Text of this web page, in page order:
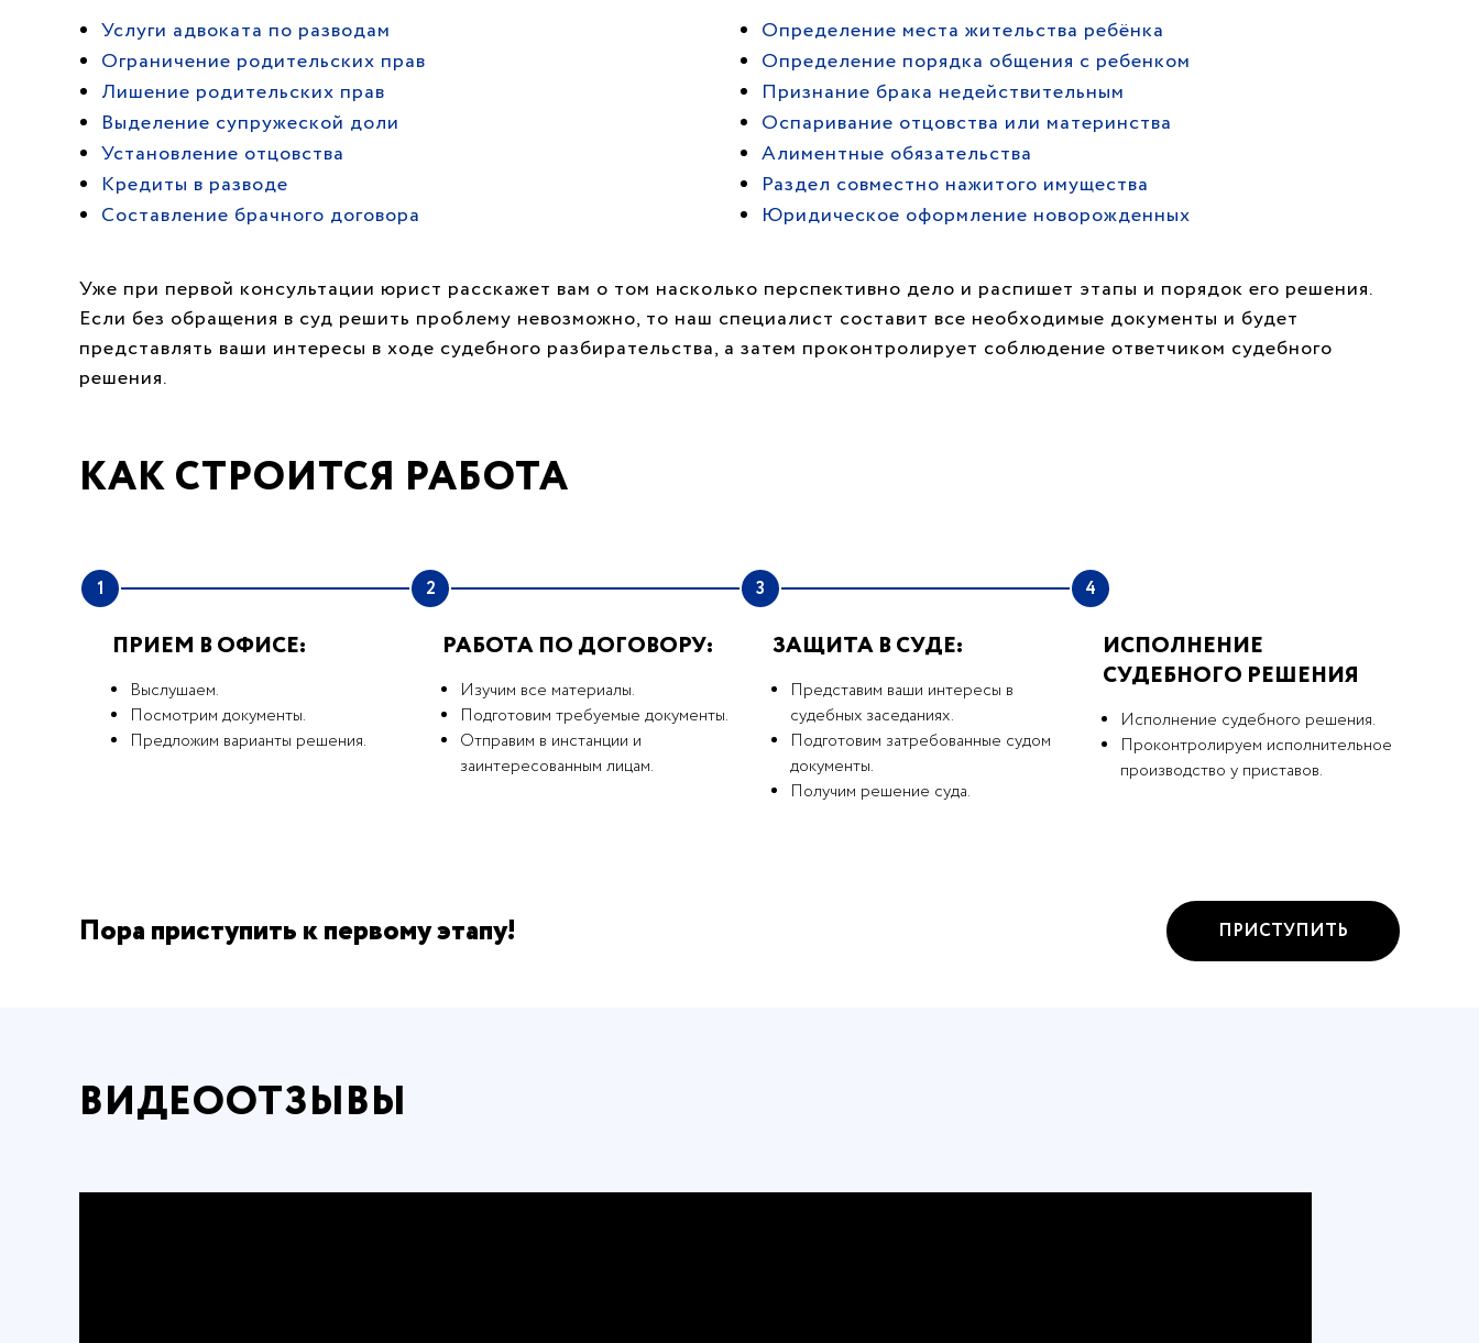
Услуги адвоката по разводам
Ограничение родительских прав
Лишение родительских прав
Выделение супружеской доли
Установление отцовства
Кредиты в разводе
Составление брачного договора
Определение места жительства ребёнка
Определение порядка общения с ребенком
Признание брака недействительным
Оспаривание отцовства или материнства
Алиментные обязательства
Раздел совместно нажитого имущества
Юридическое оформление новорожденных
Уже при первой консультации юрист расскажет вам о том насколько перспективно дело и распишет этапы и порядок его решения.
Если без обращения в суд решить проблему невозможно, то наш специалист составит все необходимые документы и будет
представлять ваши интересы в ходе судебного разбирательства, а затем проконтролирует соблюдение ответчиком судебного
решения.
КАК СТРОИТСЯ РАБОТА
1
ПРИЕМ В ОФИСЕ:
Выслушаем.
Посмотрим документы.
Предложим варианты решения.
2
РАБОТА ПО ДОГОВОРУ:
Изучим все материалы.
Подготовим требуемые документы.
Отправим в инстанции и
заинтересованным лицам.
3
ЗАЩИТА В СУДЕ:
Представим ваши интересы в
судебных заседаниях.
Подготовим затребованные судом
документы.
Получим решение суда.
4
ИСПОЛНЕНИЕ
СУДЕБНОГО РЕШЕНИЯ
Исполнение судебного решения.
Проконтролируем исполнительное
производство у приставов.
Пора приступить к первому этапу! ПРИСТУПИТЬ
ВИДЕООТЗЫВЫ